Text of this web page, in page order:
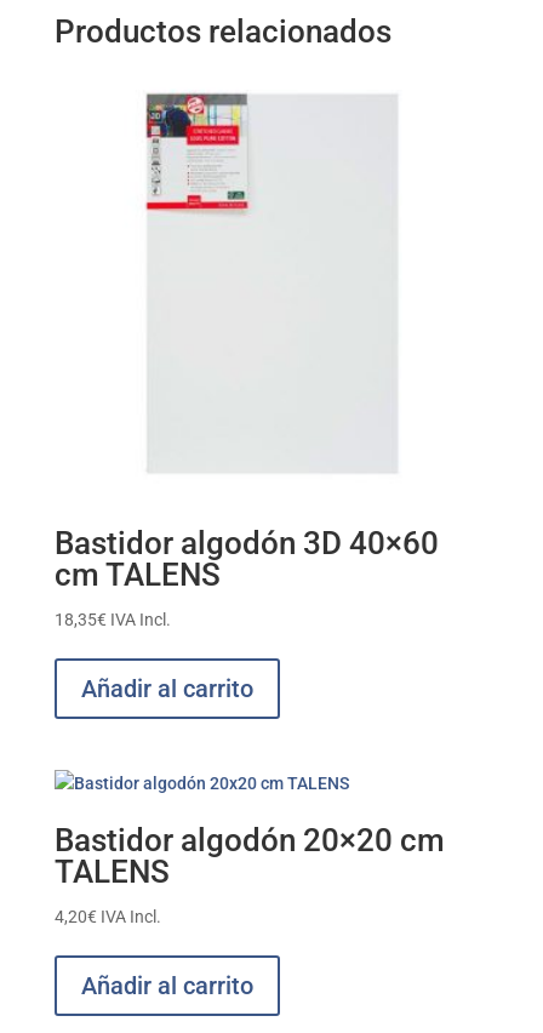
Productos relacionados
Bastidor algodón 3D 40×60
cm TALENS
18,35€ IVA Incl.
Añadir al carrito
Bastidor algodón 20×20 cm
TALENS
4,20€ IVA Incl.
Añadir al carrito